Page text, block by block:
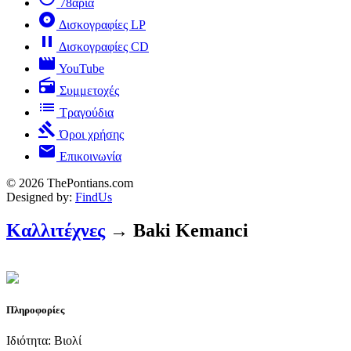
78άρια
album Δισκογραφίες LP
pause Δισκογραφίες CD
movie YouTube
radio Συμμετοχές
list Τραγούδια
gavel Όροι χρήσης
mail Επικοινωνία
© 2026 ThePontians.com
Designed by: FindUs
Καλλιτέχνες → Baki Kemanci
Πληροφορίες
Ιδιότητα: Βιολί